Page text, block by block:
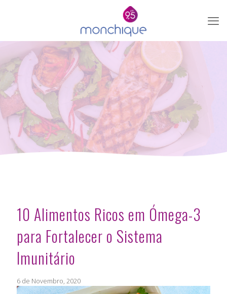
10 Alimentos Ricos em Ómega-3
para Fortalecer o Sistema
Imunitário
6 de Novembro, 2020